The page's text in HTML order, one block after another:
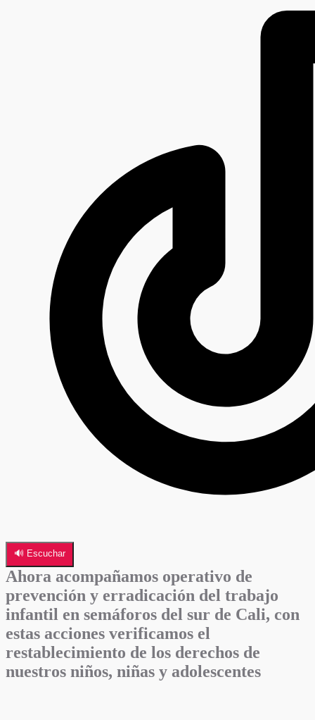
🔊 Escuchar
Ahora acompañamos operativo de
prevención y erradicación del trabajo
infantil en semáforos del sur de Cali, con
estas acciones verificamos el
restablecimiento de los derechos de
nuestros niños, niñas y adolescentes